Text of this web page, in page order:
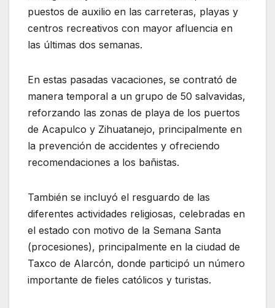
puestos de auxilio en las carreteras, playas y
centros recreativos con mayor afluencia en
las últimas dos semanas.
En estas pasadas vacaciones, se contrató de
manera temporal a un grupo de 50 salvavidas,
reforzando las zonas de playa de los puertos
de Acapulco y Zihuatanejo, principalmente en
la prevención de accidentes y ofreciendo
recomendaciones a los bañistas.
También se incluyó el resguardo de las
diferentes actividades religiosas, celebradas en
el estado con motivo de la Semana Santa
(procesiones), principalmente en la ciudad de
Taxco de Alarcón, donde participó un número
importante de fieles católicos y turistas.